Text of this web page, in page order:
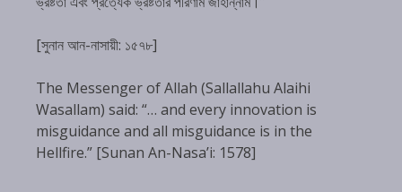
[সুনান আন-নাসায়ী: ১৫৭৮]
The Messenger of Allah (Sallallahu Alaihi
Wasallam) said: “… and every innovation is
misguidance and all misguidance is in the
Hellfire.” [Sunan An-Nasa’i: 1578]